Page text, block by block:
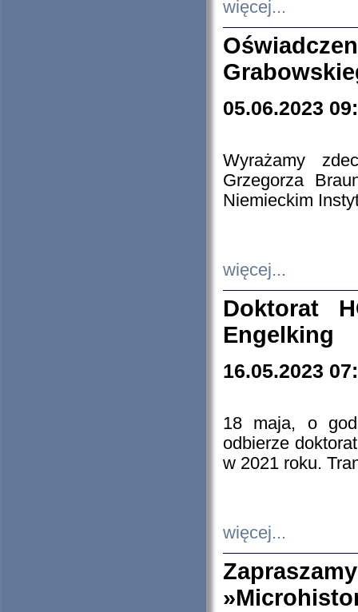
więcej...
05.06.2023
Wyrażamy
Grzegorza
Niemieckim
więcej...
Doktorat
Engelking
16.05.2023
18 maja, o
odbierze
w 2021 roku.
więcej...